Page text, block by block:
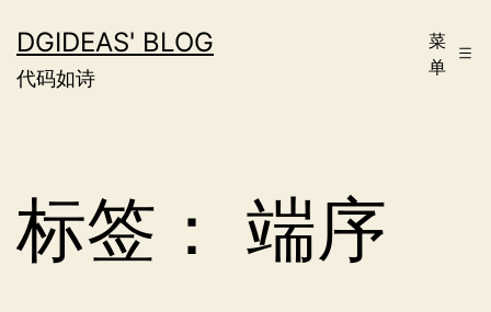
至
内
DGIDEAS' BLOG
代码如诗
菜
单
标签： 端序